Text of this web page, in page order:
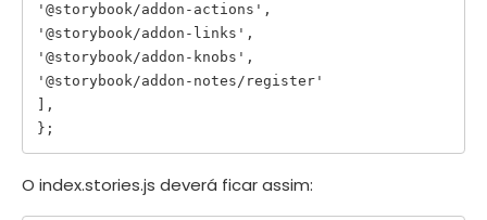
'@storybook/addon-actions',
'@storybook/addon-links',
'@storybook/addon-knobs',
'@storybook/addon-notes/register'
],
O index.stories.js deverá ficar assim: